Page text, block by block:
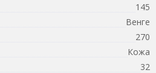
145
Венге
270
Кожа
32